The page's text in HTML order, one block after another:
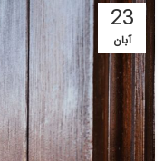
23
آبان